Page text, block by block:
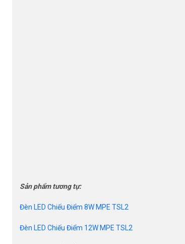
Sản phẩm tương tự:
Đèn LED Chiếu Điểm 8W MPE TSL2
Đèn LED Chiếu Điểm 12W MPE TSL2